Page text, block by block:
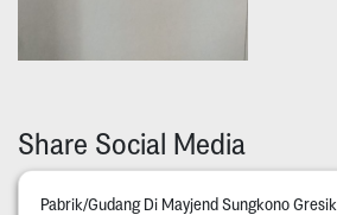
Share Social Media
Pabrik/Gudang Di Mayjend Sungkono Gresik